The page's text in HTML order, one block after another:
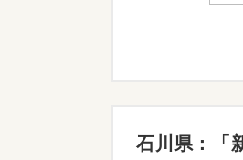
石川県：「